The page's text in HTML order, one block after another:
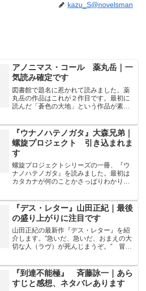
kazu_S@novelsman
アノニマス・コール 薬丸岳｜一
気読み確定です
図書館で題名に惹かれて読みました。薬
丸岳の作品はこれが２作目です。最初に
読んだ「蒼色の大地」という作品が素晴
ス・コール』は警察を舞台にしたミステ
リー小説です。警察を辞め...
『ウナノハテノガタ』大森兄弟｜
螺旋プロジェクト 引き込まれま
す
螺旋プロジェクトシリーズの一冊、『ウ
ナノハテノガタ』を読みました。最初は
カタカナが何のことかさっぱりわかりま
がっていきます。 ある島に山の民と海
辺の民が暮らしています。...
『デス・レター』山田正紀｜最後
の盛り上がりに注目です
山田正紀の最新作『デス・レター』を紹
介します。“急いだ、急いだ、おまえの大
切な人（ラヴ）が死んじまうぞ。“ 冒険
う手紙を受け取った人達を死神がインタ
ビューする短編が綴ら...
『到達不能極』 斉藤詠一｜あら
すじと感想、ネタバレあります